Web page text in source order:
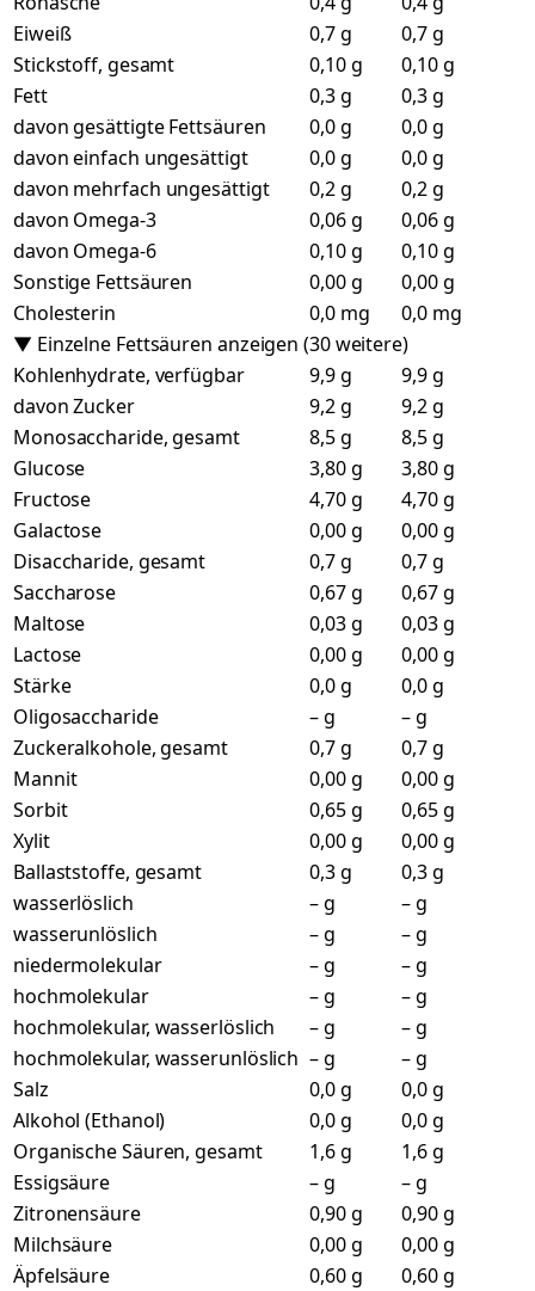
Eiweiß
0,7 g
0,7 g
Stickstoff, gesamt
0,10 g
0,10 g
Fett
0,3 g
0,3 g
davon gesättigte Fettsäuren
0,0 g
0,0 g
davon einfach ungesättigt
0,0 g
0,0 g
davon mehrfach ungesättigt
0,2 g
0,2 g
davon Omega-3
0,06 g
0,06 g
davon Omega-6
0,10 g
0,10 g
Sonstige Fettsäuren
0,00 g
0,00 g
Cholesterin
0,0 mg
0,0 mg
▼ Einzelne Fettsäuren anzeigen (30 weitere)
Kohlenhydrate, verfügbar
9,9 g
9,9 g
davon Zucker
9,2 g
9,2 g
Monosaccharide, gesamt
8,5 g
8,5 g
Glucose
3,80 g
3,80 g
Fructose
4,70 g
4,70 g
Galactose
0,00 g
0,00 g
Disaccharide, gesamt
0,7 g
0,7 g
Saccharose
0,67 g
0,67 g
Maltose
0,03 g
0,03 g
Lactose
0,00 g
0,00 g
Stärke
0,0 g
0,0 g
Oligosaccharide
– g
– g
Zuckeralkohole, gesamt
0,7 g
0,7 g
Mannit
0,00 g
0,00 g
Sorbit
0,65 g
0,65 g
Xylit
0,00 g
0,00 g
Ballaststoffe, gesamt
0,3 g
0,3 g
wasserlöslich
– g
– g
wasserunlöslich
– g
– g
niedermolekular
– g
– g
hochmolekular
– g
– g
hochmolekular, wasserlöslich
– g
– g
hochmolekular, wasserunlöslich – g
– g
Salz
0,0 g
0,0 g
Alkohol (Ethanol)
0,0 g
0,0 g
Organische Säuren, gesamt
1,6 g
1,6 g
Essigsäure
– g
– g
Zitronensäure
0,90 g
0,90 g
Milchsäure
0,00 g
0,00 g
Äpfelsäure
0,60 g
0,60 g